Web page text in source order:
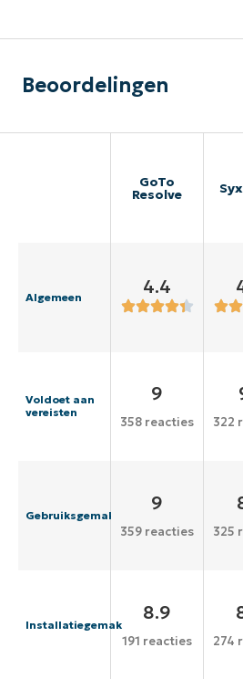
Beoordelingen
GoTo
Resolve
Algemeen 4.4
Voldoet aan
vereisten
9
358 reacties 322
Gebruiksgemak
9
359 reacties 325
Installatiegemak
8.9
191 reacties 274